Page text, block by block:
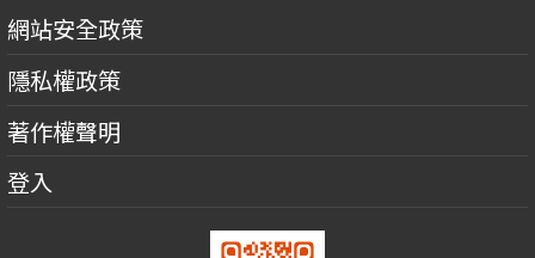
網站安全政策
隱私權政策
著作權聲明
登入